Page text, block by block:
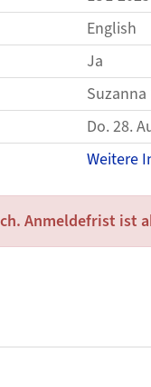
English
Ja
Suzanna
Do. 28.
Weitere
Anmeldefrist ist